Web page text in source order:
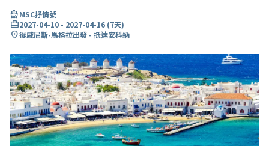
directions_boatMSC抒情號
card_travel2027-04-10 - 2027-04-16 (7天)
location_on從威尼斯-馬格拉出發 - 抵達安科納